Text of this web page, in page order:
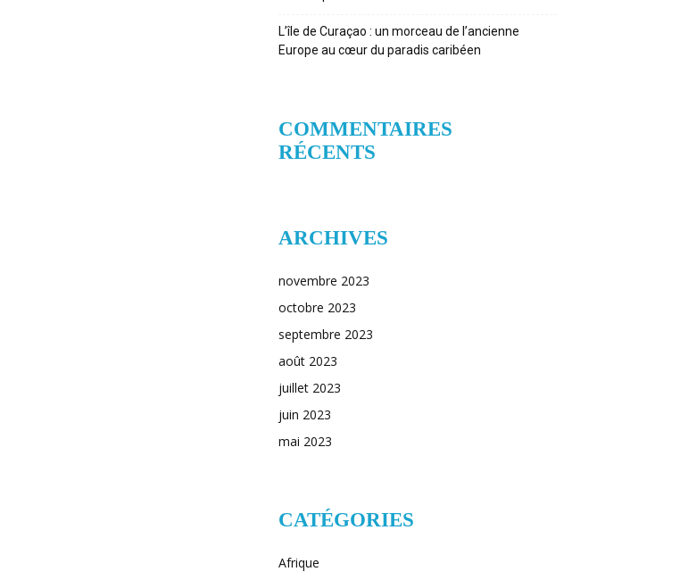
L’île de Curaçao : un morceau de l’ancienne
Europe au cœur du paradis caribéen
COMMENTAIRES
RÉCENTS
ARCHIVES
novembre 2023
octobre 2023
septembre 2023
août 2023
juillet 2023
juin 2023
mai 2023
CATÉGORIES
Afrique